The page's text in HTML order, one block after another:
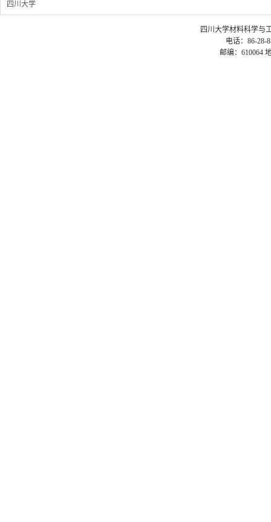
四川大学
四川大学材料科学与
电话：86-28-
邮编：610064